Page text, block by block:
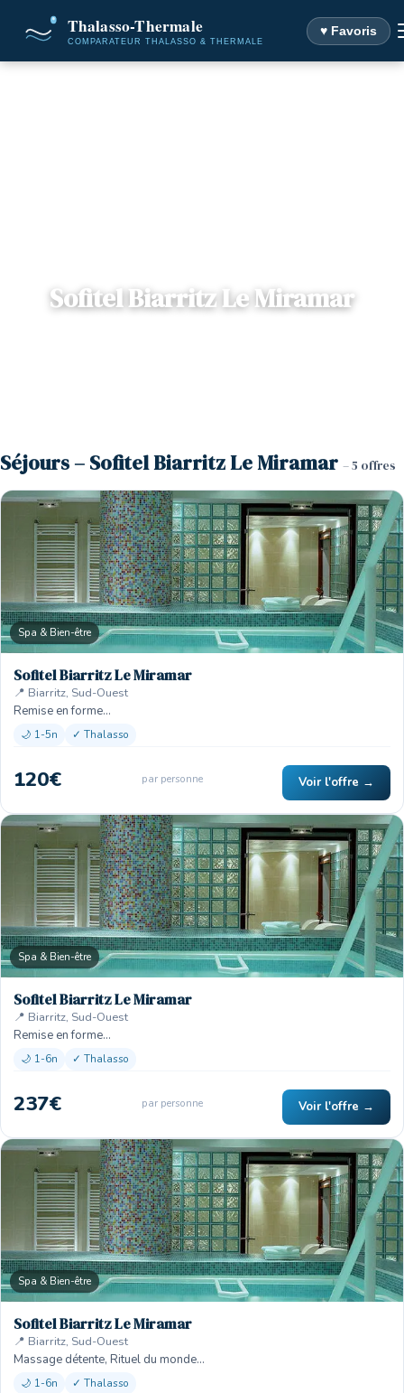
♥ Favoris
Sofitel Biarritz Le Miramar
Séjours – Sofitel Biarritz Le Miramar – 5 offres
Spa & Bien-être
Sofitel Biarritz Le Miramar
📍 Biarritz, Sud-Ouest
Remise en forme…
🌙 1-5n ✓ Thalasso
120€ par personne Voir l'offre →
Spa & Bien-être
Sofitel Biarritz Le Miramar
📍 Biarritz, Sud-Ouest
Remise en forme…
🌙 1-6n ✓ Thalasso
237€ par personne Voir l'offre →
Spa & Bien-être
Sofitel Biarritz Le Miramar
📍 Biarritz, Sud-Ouest
Massage détente, Rituel du monde…
🌙 1-6n ✓ Thalasso